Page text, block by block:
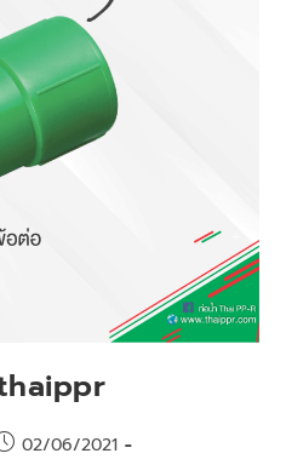
02/06/2021